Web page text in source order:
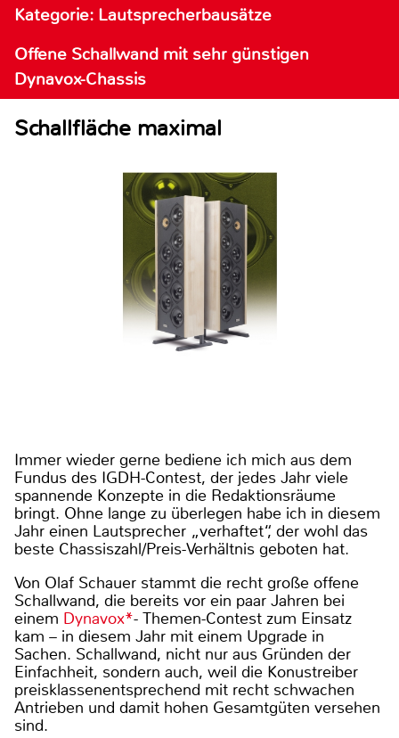
Kategorie: Lautsprecherbausätze
Offene Schallwand mit sehr günstigen
Dynavox-Chassis
Schallfläche maximal
Immer wieder gerne bediene ich mich aus dem
Fundus des IGDH-Contest, der jedes Jahr viele
spannende Konzepte in die Redaktionsräume
bringt. Ohne lange zu überlegen habe ich in diesem
Jahr einen Lautsprecher „verhaftet“, der wohl das
beste Chassiszahl/Preis-Verhältnis geboten hat.
Von Olaf Schauer stammt die recht große offene
Schallwand, die bereits vor ein paar Jahren bei
einem Dynavox*- Themen-Contest zum Einsatz
kam – in diesem Jahr mit einem Upgrade in
Sachen. Schallwand, nicht nur aus Gründen der
Einfachheit, sondern auch, weil die Konustreiber
preisklassenentsprechend mit recht schwachen
Antrieben und damit hohen Gesamtgüten versehen
sind.